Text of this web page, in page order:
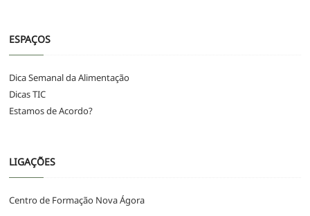
ESPAÇOS
Dica Semanal da Alimentação
Dicas TIC
Estamos de Acordo?
LIGAÇÕES
Centro de Formação Nova Ágora